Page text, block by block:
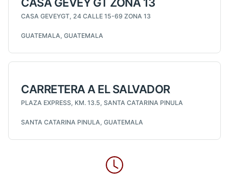
CASA GEVEYGT, 24 CALLE 15-69 ZONA 13
GUATEMALA, GUATEMALA
CARRETERA A EL SALVADOR
PLAZA EXPRESS, KM. 13.5, SANTA CATARINA PINULA
SANTA CATARINA PINULA, GUATEMALA